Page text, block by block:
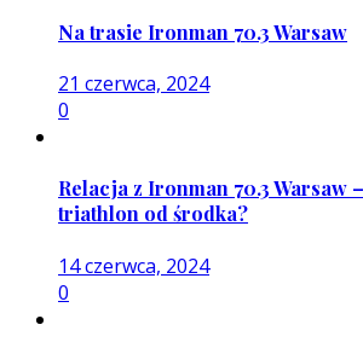
Na trasie Ironman 70.3 Warsaw
21 czerwca, 2024
0
Relacja z Ironman 70.3 Warsaw
triathlon od środka?
14 czerwca, 2024
0